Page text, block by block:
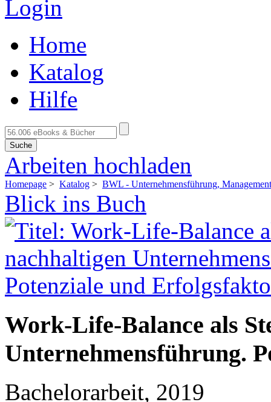
Login
Home
Katalog
Hilfe
Suche
Arbeiten hochladen
Homepage > Katalog > BWL - Unternehmensführung,
Blick ins Buch
Work-Life-Balance als
Unternehmensführung.
Bachelorarbeit, 2019